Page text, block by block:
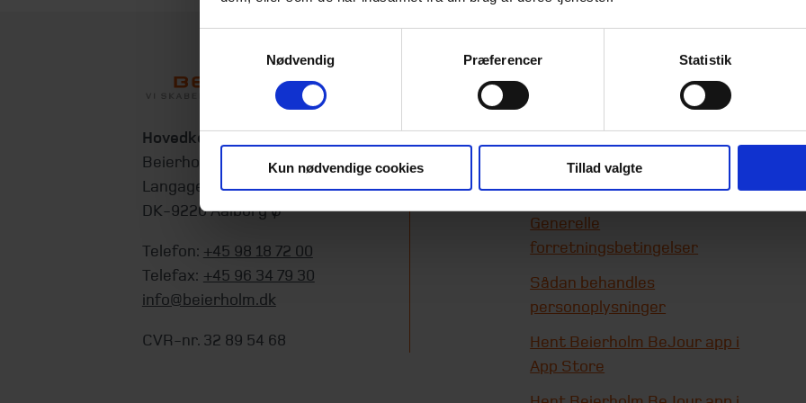
Nødvendig
Præferencer Statistik
Kun nødvendige cookies Tillad valgte
Hovedkontor
Beierholm
Langagervej 1
DK-9220 Aalborg Ø
Telefon: +45 98 18 72 00
Telefax: +45 96 34 79 30
info@beierholm.dk
CVR-nr. 32 89 54 68
Beierholms
Cookie-information
Generelle
forretningsbetingelser
Sådan behandles
personoplysninger
Hent Beierholm BeJour app i
App Store